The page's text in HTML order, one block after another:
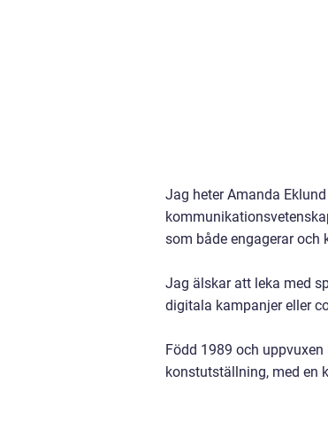
Jag heter Amanda
som både engagerar och
Jag älskar att leka med
digitala kampanjer eller
Född 1989 och
konstutställning, med en